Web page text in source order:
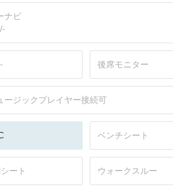
ナビ
後席モニター
ージックプレイヤー接続可
ベンチシート
ート ウォークスルー